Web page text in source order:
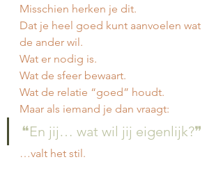
Misschien herken je dit.
Dat je heel goed kunt aanvoelen wat
de ander wil.
Wat er nodig is.
Wat de sfeer bewaart.
Wat de relatie “goed” houdt.
Maar als iemand je dan vraagt:
❝En jij… wat wil jij eigenlijk?❞
…valt het stil.